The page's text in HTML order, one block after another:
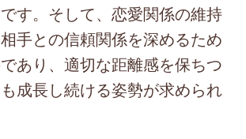
す。そして、恋愛関係の維持
手との信頼関係を深めるため
あり、適切な距離感を保ちつ
成長し続ける姿勢が求められ